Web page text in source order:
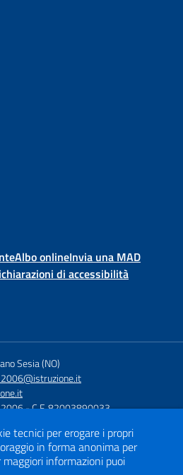
Albo onlineInvia una MAD
di accessibilità
Sesia (NO)
- C.F. 82003890033
& Design by
Designers Italia
tecnici per erogare i propri
in forma anonima per
maggiori informazioni puoi